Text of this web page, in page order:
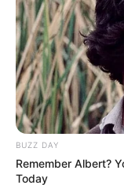
BUZZ DAY
Remember Albert?
Today